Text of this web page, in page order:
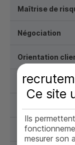
Maîtrise de
Négociation
Orientation
Qualité
Veille
Ce site
Ils
mesurer son